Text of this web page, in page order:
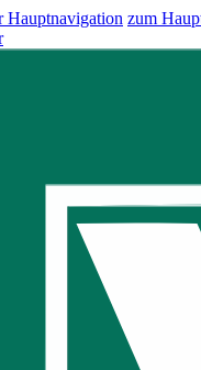
Hauptnavigation zum